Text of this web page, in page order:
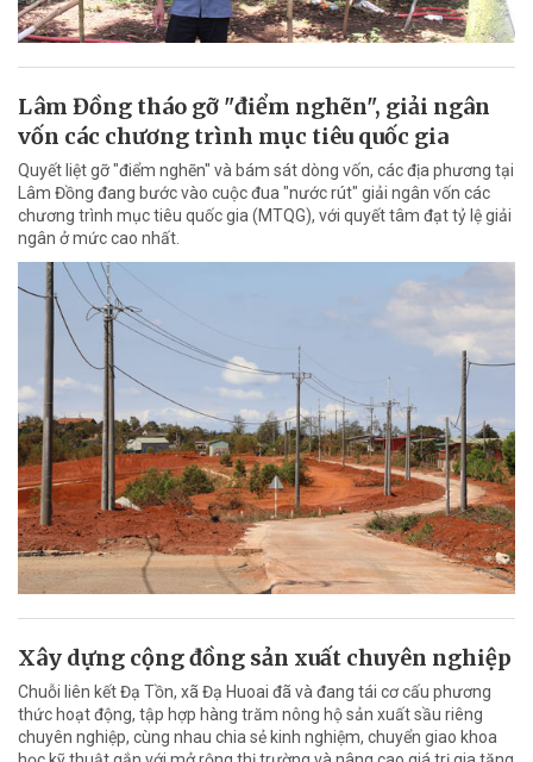
Lâm Đồng tháo gỡ "điểm nghẽn", giải ngân
vốn các chương trình mục tiêu quốc gia
Quyết liệt gỡ "điểm nghẽn" và bám sát dòng vốn, các địa phương tại
Lâm Đồng đang bước vào cuộc đua "nước rút" giải ngân vốn các
chương trình mục tiêu quốc gia (MTQG), với quyết tâm đạt tỷ lệ giải
ngân ở mức cao nhất.
Xây dựng cộng đồng sản xuất chuyên nghiệp
Chuỗi liên kết Đạ Tồn, xã Đạ Huoai đã và đang tái cơ cấu phương
thức hoạt động, tập hợp hàng trăm nông hộ sản xuất sầu riêng
chuyên nghiệp, cùng nhau chia sẻ kinh nghiệm, chuyển giao khoa